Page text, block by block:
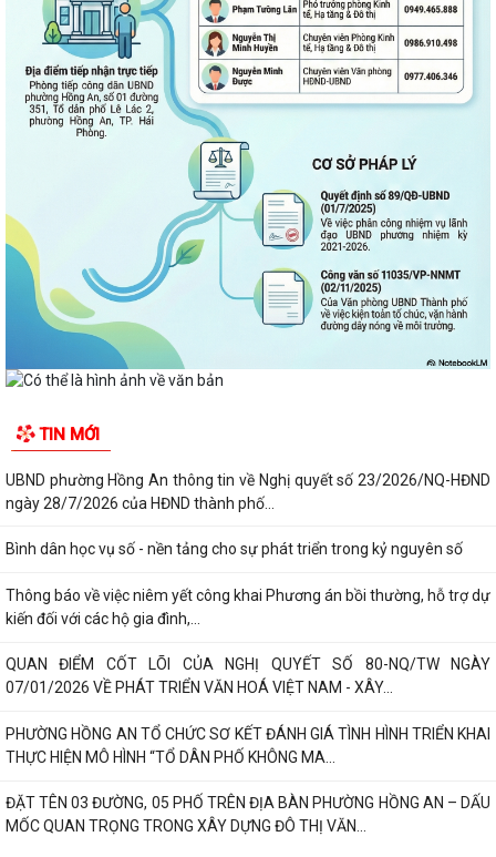
TIN MỚI
UBND phường Hồng An thông tin về Nghị quyết số 23/2026/NQ-HĐND
ngày 28/7/2026 của HĐND thành phố...
Bình dân học vụ số - nền tảng cho sự phát triển trong kỷ nguyên số
Thông báo về việc niêm yết công khai Phương án bồi thường, hỗ trợ dự
kiến đối với các hộ gia đình,...
QUAN ĐIỂM CỐT LÕI CỦA NGHỊ QUYẾT SỐ 80-NQ/TW NGÀY
07/01/2026 VỀ PHÁT TRIỂN VĂN HOÁ VIỆT NAM - XÂY...
PHƯỜNG HỒNG AN TỔ CHỨC SƠ KẾT ĐÁNH GIÁ TÌNH HÌNH TRIỂN KHAI
THỰC HIỆN MÔ HÌNH “TỔ DÂN PHỐ KHÔNG MA...
ĐẶT TÊN 03 ĐƯỜNG, 05 PHỐ TRÊN ĐỊA BÀN PHƯỜNG HỒNG AN – DẤU
MỐC QUAN TRỌNG TRONG XÂY DỰNG ĐÔ THỊ VĂN...